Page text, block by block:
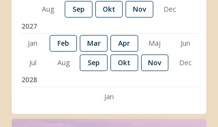
Aug
Sep Okt Nov
Dec
2027
Jan
Feb Mar Apr Maj Jun
Jul Aug Sep Okt Nov
Dec
2028
Jan